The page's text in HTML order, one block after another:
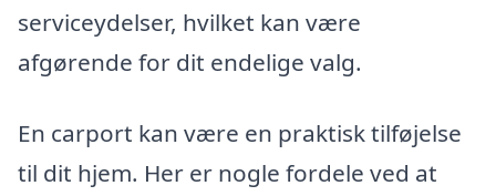
serviceydelser, hvilket kan være
afgørende for dit endelige valg.
En carport kan være en praktisk tilføjelse
til dit hjem. Her er nogle fordele ved at